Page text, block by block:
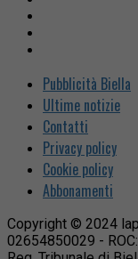
Pubblicità Biella
Ultime notizie
Contatti
Privacy policy
Cookie policy
Abbonamenti
Copyright © 2024
02654850029 -